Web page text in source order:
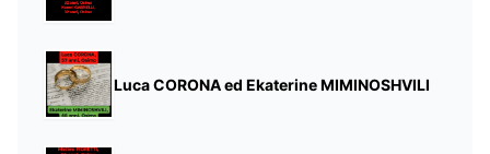
Luca CORONA ed Ekaterine MIMINOSHVILI